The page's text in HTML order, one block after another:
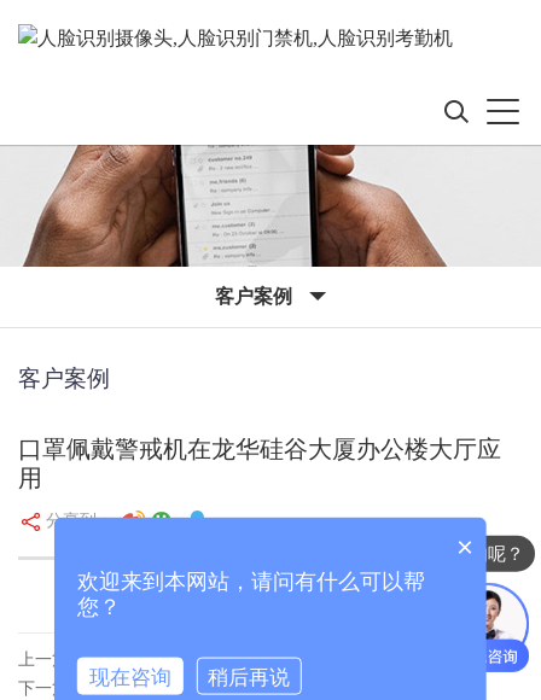
客户案例
客户案例
口罩佩戴警戒机在龙华硅谷大厦办公楼大厅应
用
分享到：
上一篇：口罩警戒摄像机在深圳龙华区中兴小区入口用于
下一篇：山东某小学全部启用人脸识别进校打卡系统
你们是怎么收费的呢？
×
欢迎来到本网站，请问有什么可以帮
您？
现在咨询 稍后再说